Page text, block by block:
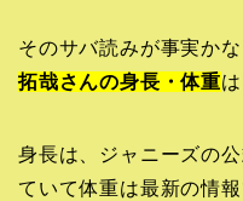
そのサバ読みが事実か
拓哉さんの身長・体重
身長は、ジャニーズの
ていて体重は最新の情